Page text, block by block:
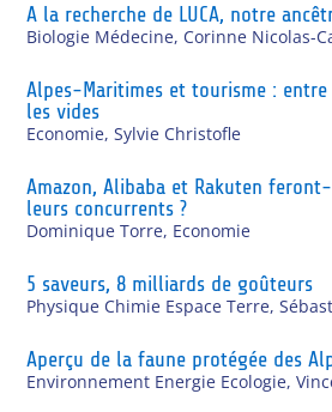
A la recherche de LUCA, notre
Biologie Médecine, Corinne Nicolas-
Alpes-Maritimes et tourisme :
les vides
Economie,Sylvie Christofle
Amazon, Alibaba et Rakuten
leurs concurrents ?
Dominique Torre, Economie
5 saveurs, 8 milliards de goûteurs
Physique Chimie Espace Terre,
Aperçu de la faune protégée des
Environnement Energie Ecologie,